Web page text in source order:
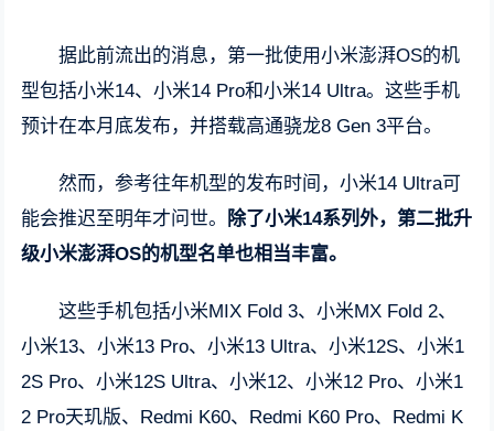
据此前流出的消息，第一批使用小米澎湃OS的机
型包括小米14、小米14 Pro和小米14 Ultra。这些手机
预计在本月底发布，并搭载高通骁龙8 Gen 3平台。
然而，参考往年机型的发布时间，小米14 Ultra可
能会推迟至明年才问世。
除了小米14系列外，第二批升
级小米澎湃OS的机型名单也相当丰富。
这些手机包括小米MIX Fold 3、小米MX Fold 2、
小米13、小米13 Pro、小米13 Ultra、小米12S、小米1
2S Pro、小米12S Ultra、小米12、小米12 Pro、小米1
2 Pro天玑版、Redmi K60、Redmi K60 Pro、Redmi K